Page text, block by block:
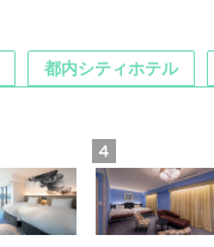
都内シティホテル